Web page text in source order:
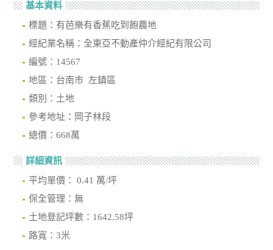
基本資料
標題：有芭樂有香蕉吃到飽農地
經紀業名稱：全東亞不動產仲介經紀有限公司
編號：14567
地區：台南市 左鎮區
類別：土地
參考地址：岡子林段
總價：668萬
詳細資訊
平均單價： 0.41 萬/坪
保全管理：無
土地登記坪數：1642.58坪
路寬：3米